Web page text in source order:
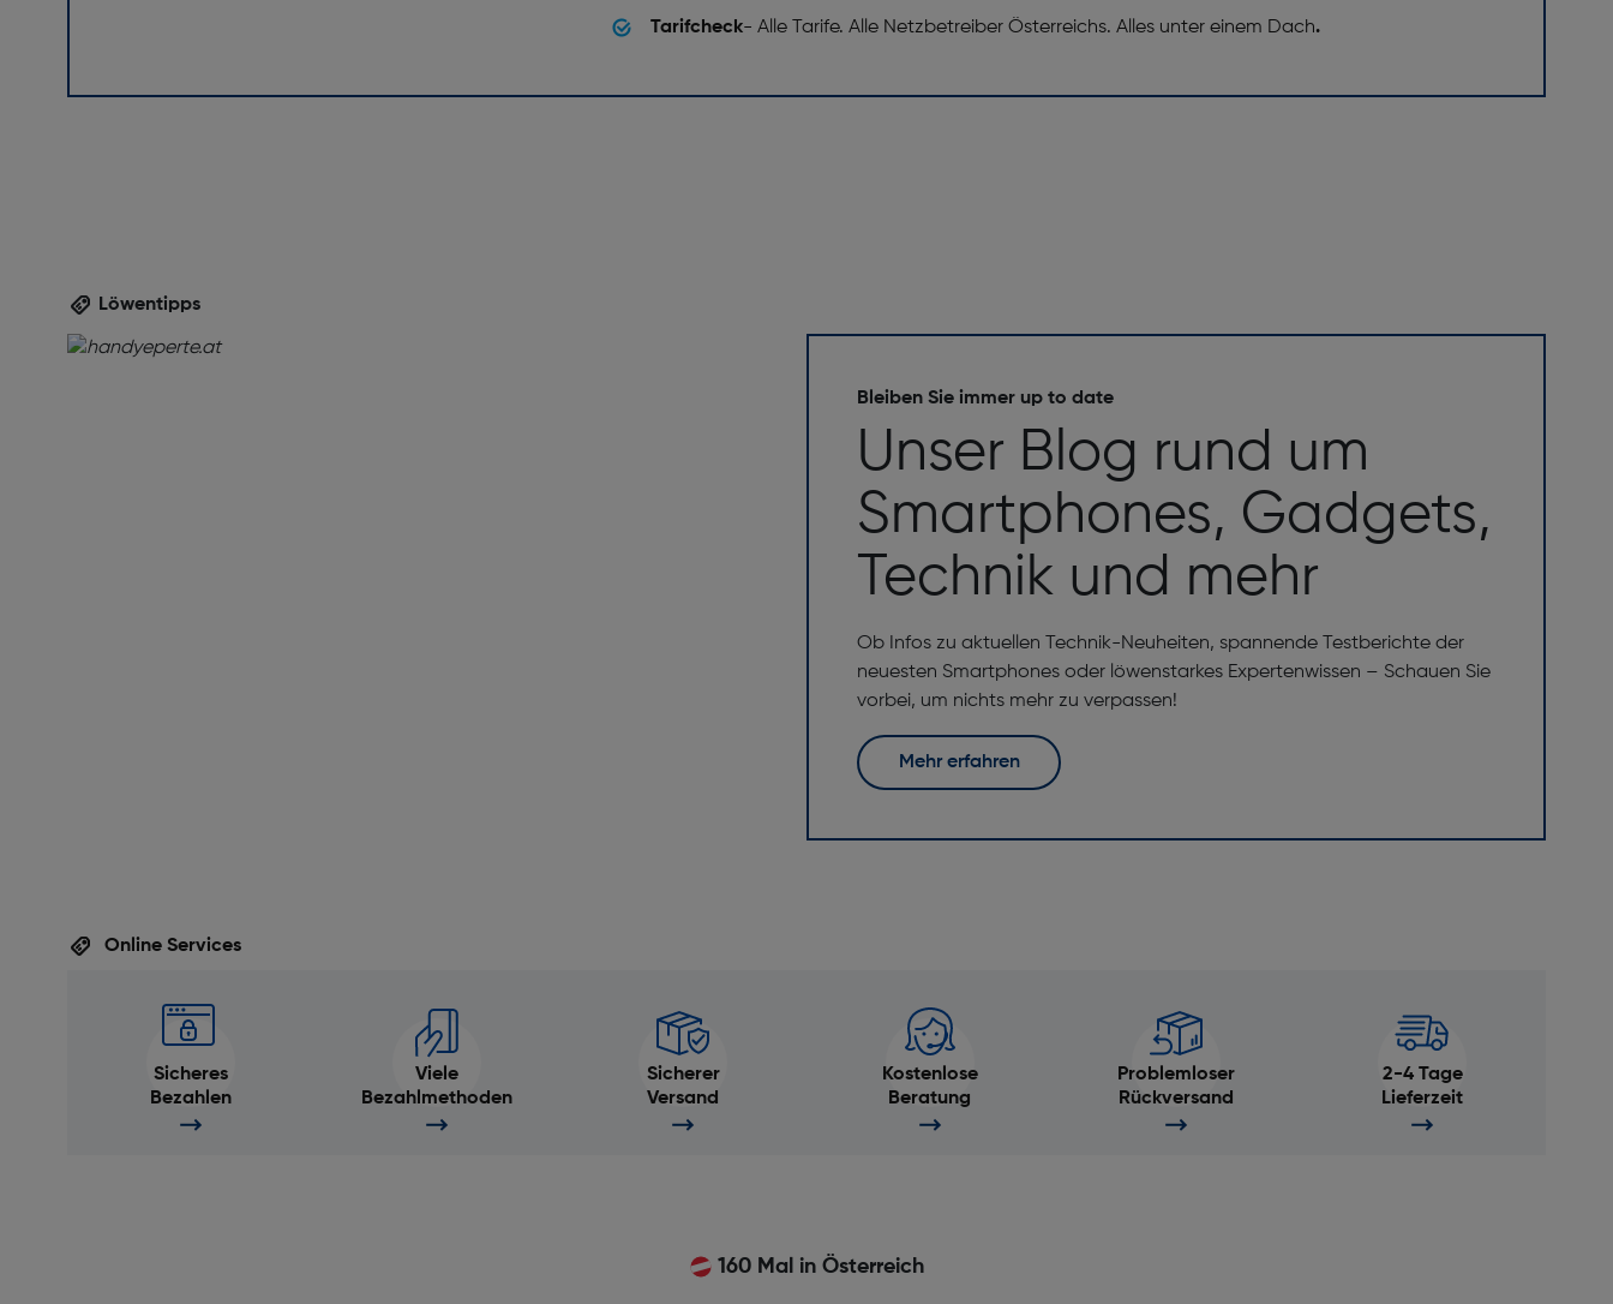
Tarifcheck- Alle Tarife. Alle Netzbetreiber Österreichs. Alles unter einem Dach.
Löwentipps
Bleiben Sie immer up to date
Unser Blog rund um
Smartphones, Gadgets,
Technik und mehr
Ob Infos zu aktuellen Technik-Neuheiten, spannende Testberichte der
neuesten Smartphones oder löwenstarkes Expertenwissen – Schauen Sie
vorbei, um nichts mehr zu verpassen!
Mehr erfahren
Online Services
Sicheres
Bezahlen
Viele
Bezahlmethoden
Sicherer
Versand
Kostenlose
Beratung
Problemloser
Rückversand
2-4 Tage
Lieferzeit
160 Mal in Österreich